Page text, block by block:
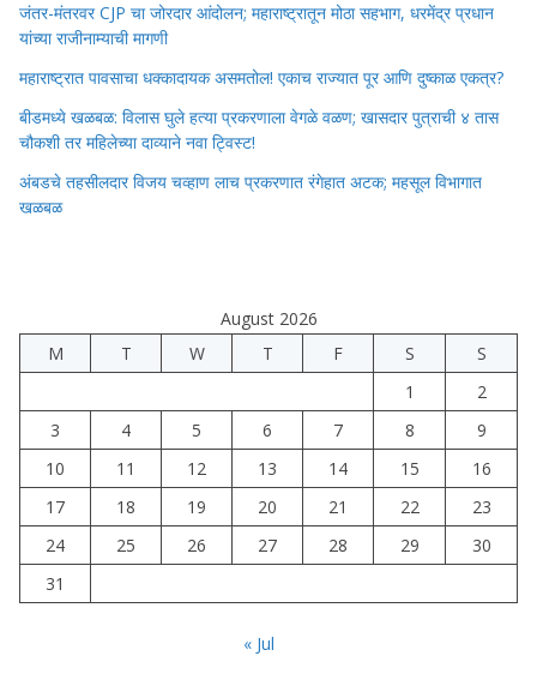
जंतर-मंतरवर CJP चा जोरदार आंदोलन; महाराष्ट्रातून मोठा सहभाग, धरमेंद्र प्रधान
यांच्या राजीनाम्याची मागणी
महाराष्ट्रात पावसाचा धक्कादायक असमतोल! एकाच राज्यात पूर आणि दुष्काळ एकत्र?
बीडमध्ये खळबळ: विलास घुले हत्या प्रकरणाला वेगळे वळण; खासदार पुत्राची ४ तास
चौकशी तर महिलेच्या दाव्याने नवा ट्विस्ट!
अंबडचे तहसीलदार विजय चव्हाण लाच प्रकरणात रंगेहात अटक; महसूल विभागात
खळबळ
August 2026
M
T W T F S
S
1
2
3
4 5 6 7 8
9
10
11 12 13 14 15
16
17
18 19 20 21 22
23
24
25 26 27 28 29
30
31
« Jul